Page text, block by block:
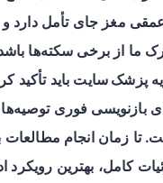
مغز جای تأمل دارد و
ما از برخی سکته‌ها باشد.
پزشک سایت باید تأکید
بازنویسی فوری
تا زمان انجام مطالعات
کامل، بهترین رویکرد